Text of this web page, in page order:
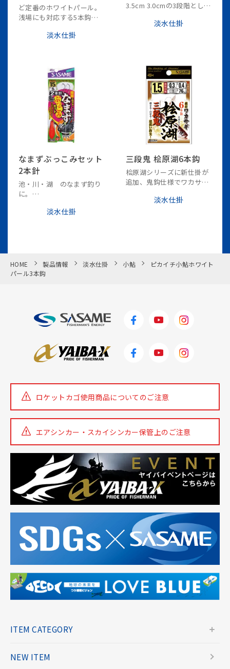
ど定番のホワイトパール。
浅場にも対応する5本鈎仕
淡水仕掛
3.5cm 3.0cmの3段階とし、
す。鈎は「ケイムラ加工」
淡水仕掛
なまずぶっこみセット
2本針
池・川・湖 のなまず釣り
に。
けることにより集魚効果ア
淡水仕掛
三段鬼 桧原湖6本鈎
桧原湖シリーズに新仕掛が
追加、鬼鈎仕様でワカサギ
淡水仕掛
HOME 製品情報 淡水仕掛 小鮎
ピカイチ小鮎ホワイト
パール3本鈎
ロケットカゴ使用商品についてのご注意
エアシンカー・スカイシンカー保管上のご注意
ITEM CATEGORY
NEW ITEM